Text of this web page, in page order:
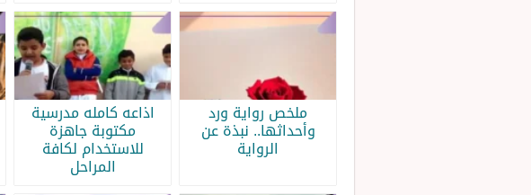
ملخص رواية ورد
وأحداثها.. نبذة عن
الرواية
اذاعه كامله مدرسية
مكتوبة جاهزة
للاستخدام لكافة
المراحل